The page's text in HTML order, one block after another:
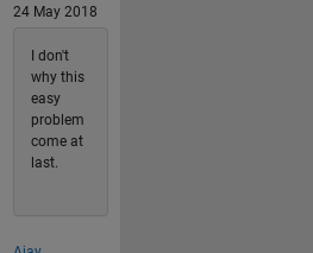
24 May 2018
I don't
why this
easy
problem
come at
last.